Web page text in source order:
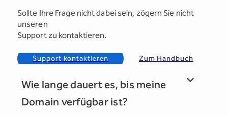
Sollte Ihre Frage nicht dabei sein, zögern Sie nicht
unseren
Support zu kontaktieren.
Support kontaktieren Zum Handbuch
Wie lange dauert es, bis meine
Domain verfügbar ist?